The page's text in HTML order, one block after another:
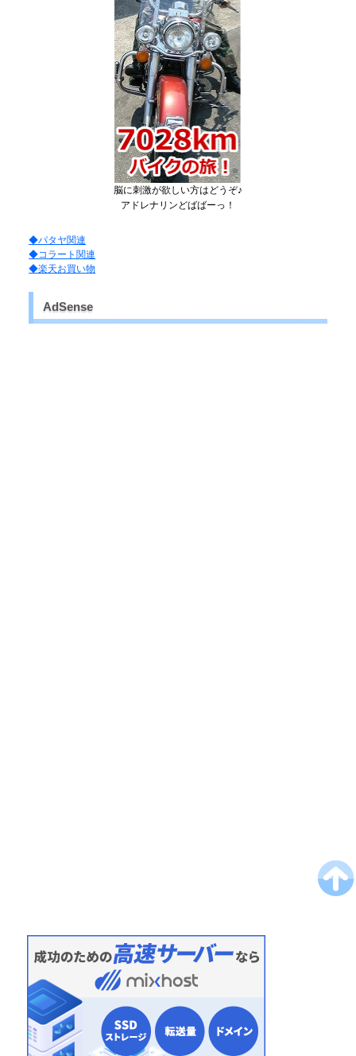
脳に刺激が欲しい方はどうぞ♪
アドレナリンどばばーっ！
◆パタヤ関連
◆コラート関連
◆楽天お買い物
AdSense